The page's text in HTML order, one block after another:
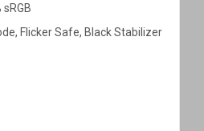
Flicker Safe, Black Stabilizer